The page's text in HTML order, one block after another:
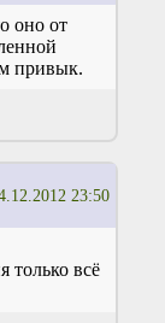
оно от
привык.
23:50
только всё